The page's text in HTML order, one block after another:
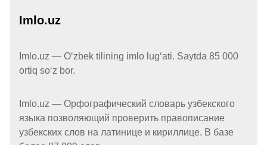
Imlo.uz
Imlo.uz — Oʻzbek tilining imlo lugʻati. Saytda 85 000
ortiq soʻz bor.
Imlo.uz — Орфографический словарь узбекского
языка позволяющий проверить правописание
узбекских слов на латинице и кириллице. В базе